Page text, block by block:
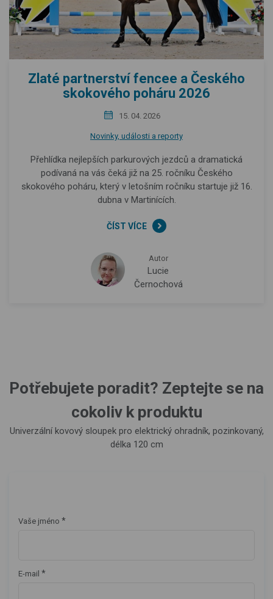
Zlaté partnerství fencee a Českého
skokového poháru 2026
15. 04. 2026
Novinky, události a reporty
Přehlídka nejlepších parkurových jezdců a dramatická
podívaná na vás čeká již na 25. ročníku Českého
skokového poháru, který v letošním ročníku startuje již 16.
dubna v Martinících.
ČÍST VÍCE
Autor
Lucie
Černochová
Potřebujete poradit? Zeptejte se na
cokoliv k produktu
Univerzální kovový sloupek pro elektrický ohradník, pozinkovaný,
délka 120 cm
Vaše jméno *
E-mail *